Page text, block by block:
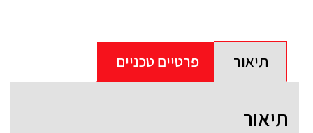
תיאור פרטיים טכניים
תיאור